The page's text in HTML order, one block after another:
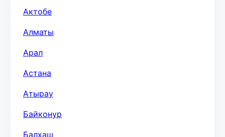
Актобе
Алматы
Арал
Астана
Атырау
Байконур
Балхаш